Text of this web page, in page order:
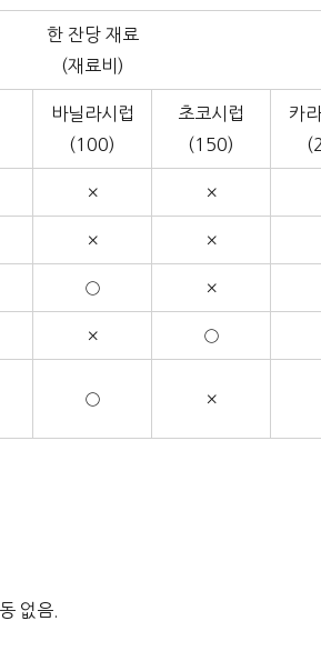
한 잔당 재료
(재료비)
바닐라시럽
(100)
초코시럽
(150)
카
× ×
× ×
○ ×
× ○
○ ×
없음.